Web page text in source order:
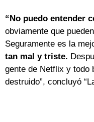
“No puedo entender
obviamente que
Seguramente es la
tan mal y triste.
gente de Netflix y todo
destruido”, concluyó